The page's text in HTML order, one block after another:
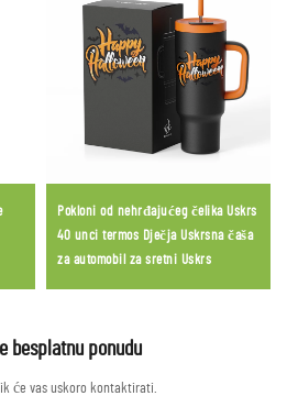
Pokloni od nehrđajućeg čelika Uskrs
40 unci termos Dječja Uskrsna čaša
za automobil za sretni Uskrs
besplatnu ponudu
će vas uskoro kontaktirati.